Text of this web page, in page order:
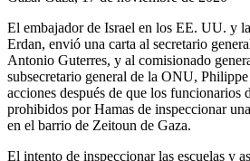
El embajador de Israel en los EE. UU. y
Erdan, envió una carta al secretario
Antonio Guterres, y al comisionado
subsecretario general de la ONU,
acciones después de que los funcionarios
prohibidos por Hamas de inspeccionar
en el barrio de Zeitoun de Gaza.
El intento de inspeccionar las escuelas y